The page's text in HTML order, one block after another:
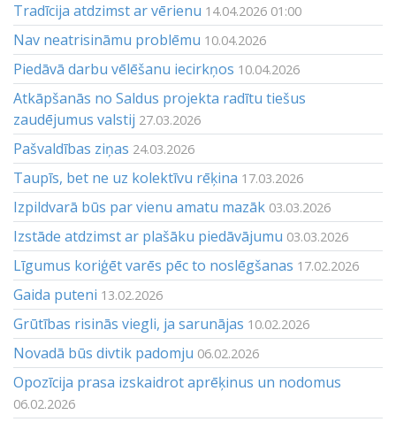
Tradīcija atdzimst ar vērienu 14.04.2026 01:00
Nav neatrisināmu problēmu 10.04.2026
Piedāvā darbu vēlēšanu iecirkņos 10.04.2026
Atkāpšanās no Saldus projekta radītu tiešus
zaudējumus valstij 27.03.2026
Pašvaldības ziņas 24.03.2026
Taupīs, bet ne uz kolektīvu rēķina 17.03.2026
Izpildvarā būs par vienu amatu mazāk 03.03.2026
Izstāde atdzimst ar plašāku piedāvājumu 03.03.2026
Līgumus koriģēt varēs pēc to noslēgšanas 17.02.2026
Gaida puteni 13.02.2026
Grūtības risinās viegli, ja sarunājas 10.02.2026
Novadā būs divtik padomju 06.02.2026
Opozīcija prasa izskaidrot aprēķinus un nodomus
06.02.2026